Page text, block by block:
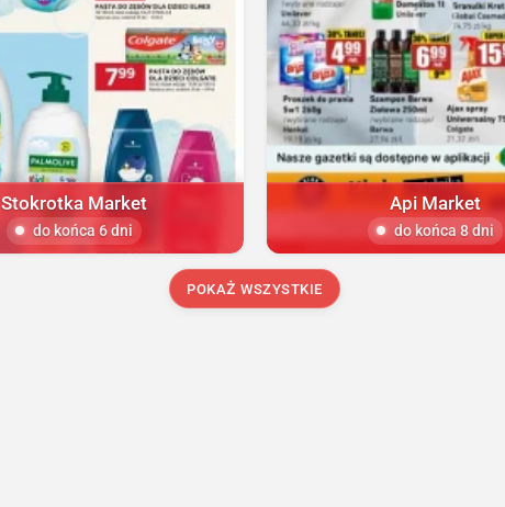
Stokrotka Market
do końca 6 dni
Api Market
do końca 8 dni
POKAŻ WSZYSTKIE